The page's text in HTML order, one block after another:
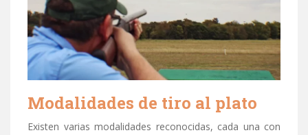
Modalidades de tiro al plato
Existen varias modalidades reconocidas, cada una con